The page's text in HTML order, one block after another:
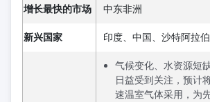
增长最快的市场 中东非洲
新兴国家 印度、中国、沙特阿拉
气候变化、水资源短
日益受到关注，预计
速温室气体采用，为